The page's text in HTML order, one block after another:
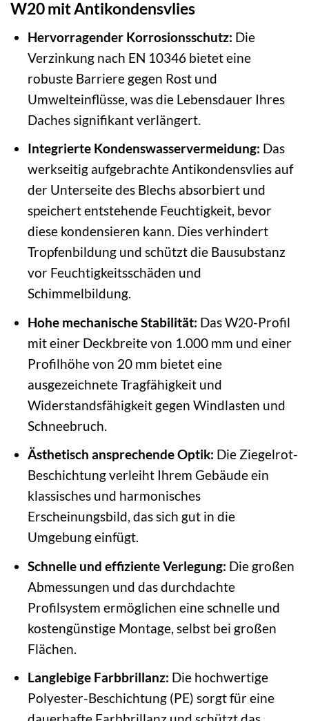
W20 mit Antikondensvlies
Hervorragender Korrosionsschutz: Die
Verzinkung nach EN 10346 bietet eine
robuste Barriere gegen Rost und
Umwelteinflüsse, was die Lebensdauer Ihres
Daches signifikant verlängert.
Integrierte Kondenswasservermeidung: Das
werkseitig aufgebrachte Antikondensvlies auf
der Unterseite des Blechs absorbiert und
speichert entstehende Feuchtigkeit, bevor
diese kondensieren kann. Dies verhindert
Tropfenbildung und schützt die Bausubstanz
vor Feuchtigkeitsschäden und
Schimmelbildung.
Hohe mechanische Stabilität: Das W20-Profil
mit einer Deckbreite von 1.000 mm und einer
Profilhöhe von 20 mm bietet eine
ausgezeichnete Tragfähigkeit und
Widerstandsfähigkeit gegen Windlasten und
Schneebruch.
Ästhetisch ansprechende Optik: Die Ziegelrot-
Beschichtung verleiht Ihrem Gebäude ein
klassisches und harmonisches
Erscheinungsbild, das sich gut in die
Umgebung einfügt.
Schnelle und effiziente Verlegung: Die großen
Abmessungen und das durchdachte
Profilsystem ermöglichen eine schnelle und
kostengünstige Montage, selbst bei großen
Flächen.
Langlebige Farbbrillanz: Die hochwertige
Polyester-Beschichtung (PE) sorgt für eine